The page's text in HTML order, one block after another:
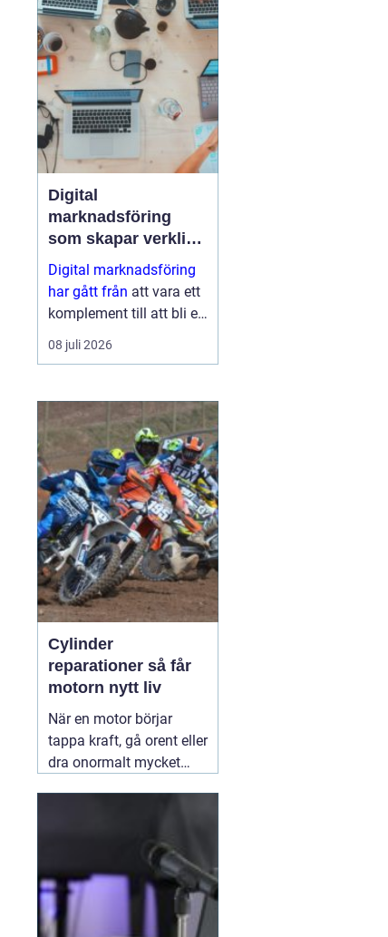
både företag och
privatpersoner göra
kommuni...
Digital
marknadsföring
som skapar verkliga
resultat
Digital marknadsföring
har gått från att vara ett
komplement till att bli en
central del i hur företag
växer, bygger förtroende
08 juli 2026
Cylinder
reparationer så får
motorn nytt liv
När en motor börjar
tappa kraft, gå orent eller
dra onormalt mycket
gör att motorn inte
längre arbetar tätt och
effektivt. Genom
professionella
30 juni